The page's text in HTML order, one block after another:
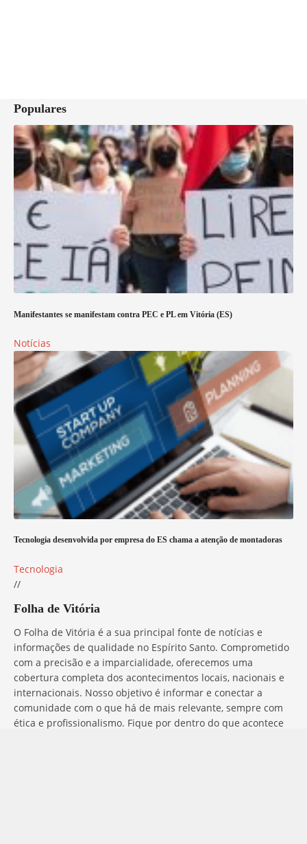
Populares
Manifestantes se manifestam contra PEC e PL em Vitória (ES)
Notícias
Tecnologia desenvolvida por empresa do ES chama a atenção de montadoras
Tecnologia
//
Folha de Vitória
O Folha de Vitória é a sua principal fonte de notícias e
informações de qualidade no Espírito Santo. Comprometido
com a precisão e a imparcialidade, oferecemos uma
cobertura completa dos acontecimentos locais, nacionais e
internacionais. Nosso objetivo é informar e conectar a
comunidade com o que há de mais relevante, sempre com
ética e profissionalismo. Fique por dentro do que acontece